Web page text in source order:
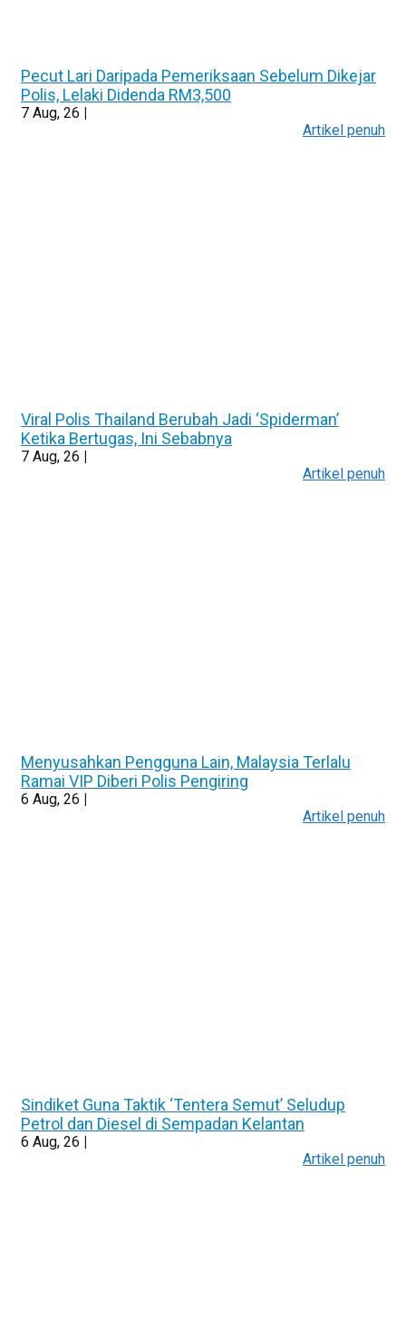
Pecut Lari Daripada Pemeriksaan Sebelum Dikejar
Polis, Lelaki Didenda RM3,500
7 Aug, 26
Artikel penuh
Viral Polis Thailand Berubah Jadi ‘Spiderman’
Ketika Bertugas, Ini Sebabnya
7 Aug, 26 |
Artikel penuh
Menyusahkan Pengguna Lain, Malaysia Terlalu
Ramai VIP Diberi Polis Pengiring
6 Aug, 26 |
Artikel penuh
Sindiket Guna Taktik ‘Tentera Semut’ Seludup
Petrol dan Diesel di Sempadan Kelantan
6 Aug, 26
Artikel penuh